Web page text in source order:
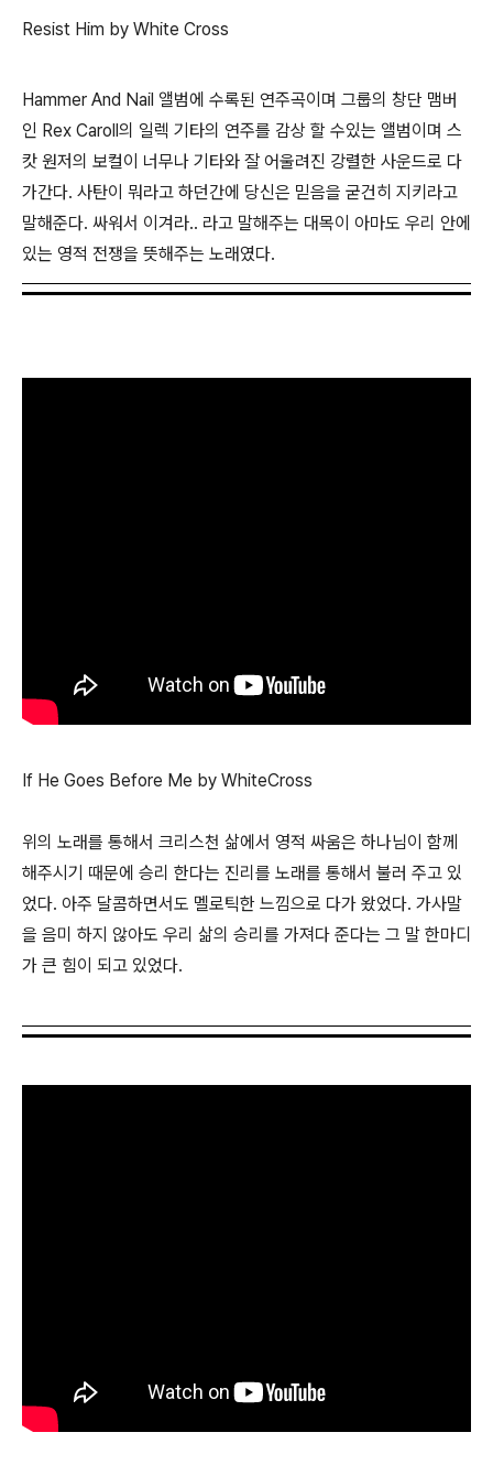
Resist Him by White Cross
Hammer And Nail 앨범에 수록된 연주곡이며 그룹의 창단 맴버
인 Rex Caroll의 일렉 기타의 연주를 감상 할 수있는 앨범이며 스
캇 원저의 보컬이 너무나 기타와 잘 어울려진 강렬한 사운드로 다
가간다. 사탄이 뭐라고 하던간에 당신은 믿음을 굳건히 지키라고
말해준다. 싸워서 이겨라.. 라고 말해주는 대목이 아마도 우리 안에
있는 영적 전쟁을 뜻해주는 노래였다.
If He Goes Before Me by WhiteCross
위의 노래를 통해서 크리스천 삶에서 영적 싸움은 하나님이 함께
해주시기 때문에 승리 한다는 진리를 노래를 통해서 불러 주고 있
었다. 아주 달콤하면서도 멜로틱한 느낌으로 다가 왔었다. 가사말
을 음미 하지 않아도 우리 삶의 승리를 가져다 준다는 그 말 한마디
가 큰 힘이 되고 있었다.